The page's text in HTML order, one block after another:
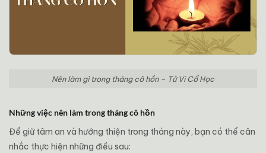
Nên làm gì trong tháng cô hồn – Tử Vi Cổ Học
Những việc nên làm trong tháng cô hồn
Để giữ tâm an và hướng thiện trong tháng này, bạn có thể cân
nhắc thực hiện những điều sau: